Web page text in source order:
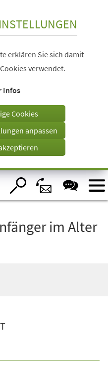
erklären Sie sich damit
verwendet.
Infos
Cookies
anpassen
im Alter